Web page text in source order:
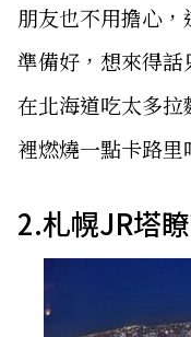
朋友也不用擔心
準備好，想來得話
在北海道吃太多
裡燃燒一點卡路里
2.札幌JR塔